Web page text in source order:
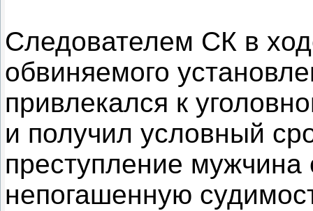
Следователем СК в
обвиняемого
привлекался к
и получил условный
преступление
непогашенную